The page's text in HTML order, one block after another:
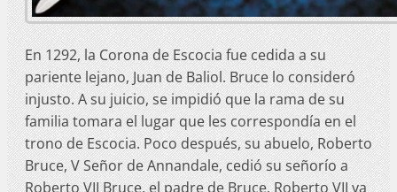
En 1292, la Corona de Escocia fue cedida a su
pariente lejano, Juan de Baliol. Bruce lo consideró
injusto. A su juicio, se impidió que la rama de su
familia tomara el lugar que les correspondía en el
trono de Escocia. Poco después, su abuelo, Roberto
Bruce, V Señor de Annandale, cedió su señorío a
Roberto VII Bruce, el padre de Bruce. Roberto VII ya